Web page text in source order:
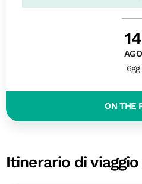
14
AGO
6gg
ON THE
Itinerario di viaggio